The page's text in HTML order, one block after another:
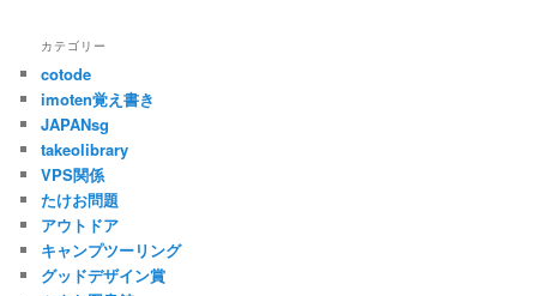
カテゴリー
cotode
imoten覚え書き
JAPANsg
takeolibrary
VPS関係
たけお問題
アウトドア
キャンプツーリング
グッドデザイン賞